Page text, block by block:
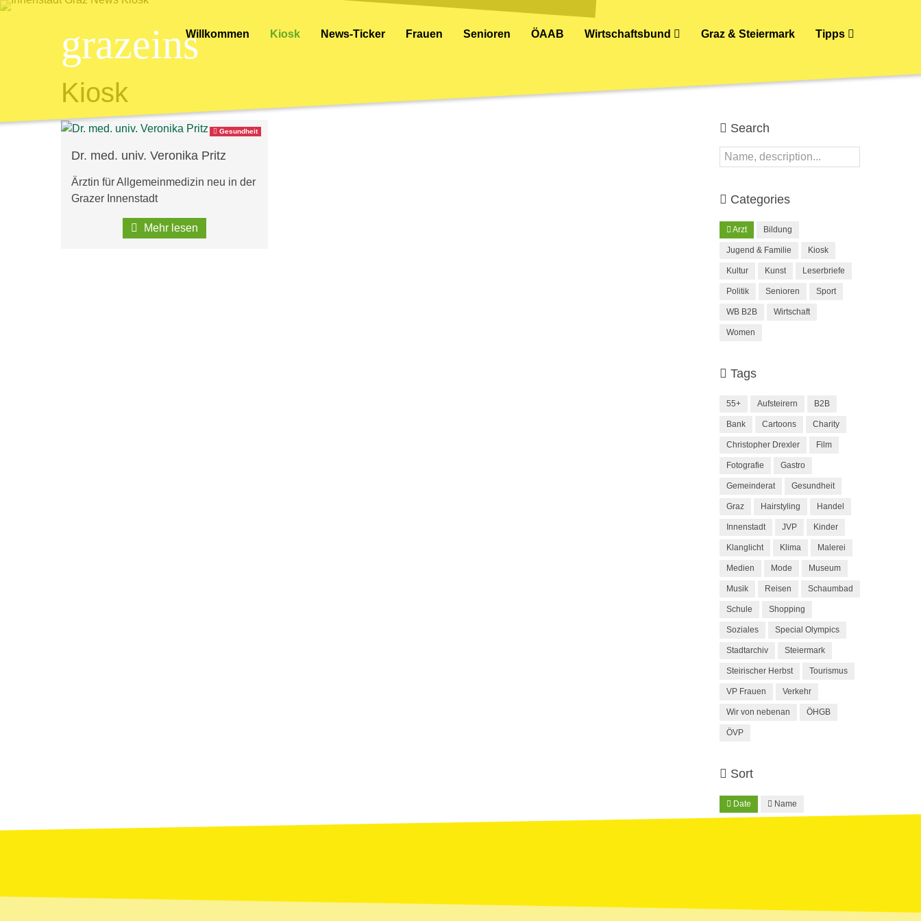
grazeinsWillkommen Kiosk News-Ticker Frauen Senioren ÖAAB Wirtschaftsbund Graz & Steiermark Tipps
Kiosk
Gesundheit
Dr. med. univ. Veronika Pritz
Ärztin für Allgemeinmedizin neu in der
Grazer Innenstadt
Mehr lesen
Search
Categories
Arzt Bildung
Jugend & Familie Kiosk
Kultur Kunst Leserbriefe
Politik Senioren Sport
WB B2B Wirtschaft
Women
Tags
55+ Aufsteirern B2B
Bank Cartoons Charity
Christopher Drexler Film
Fotografie Gastro
Gemeinderat Gesundheit
Graz Hairstyling Handel
Innenstadt JVP Kinder
Klanglicht Klima Malerei
Medien Mode Museum
Musik Reisen Schaumbad
Schule Shopping
Soziales Special Olympics
Stadtarchiv Steiermark
Steirischer Herbst Tourismus
VP Frauen Verkehr
Wir von nebenan ÖHGB
ÖVP
Sort
Date Name